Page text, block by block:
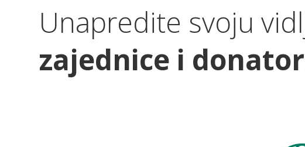
Unapredite svoju
zajednice i